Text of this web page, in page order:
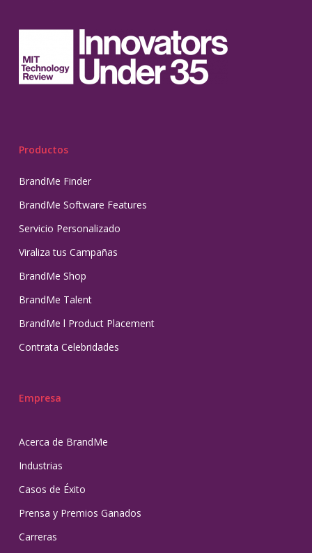
Productos
BrandMe Finder
BrandMe Software Features
Servicio Personalizado
Viraliza tus Campañas
BrandMe Shop
BrandMe Talent
BrandMe l Product Placement
Contrata Celebridades
Empresa
Acerca de BrandMe
Industrias
Casos de Éxito
Prensa y Premios Ganados
Carreras